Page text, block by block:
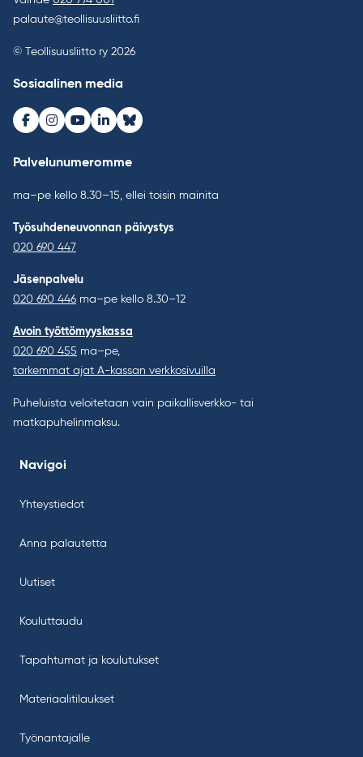
palaute@teollisuusliitto.fi
© Teollisuusliitto ry 2026
Sosiaalinen media
Facebook
Instagram
Youtube
LinkedInBluesky
Palvelunumeromme
ma–pe kello 8.30–15, ellei toisin mainita
Työsuhdeneuvonnan päivystys
020 690 447
Jäsenpalvelu
020 690 446 ma–pe kello 8.30–12
Avoin työttömyyskassa
020 690 455 ma–pe,
tarkemmat ajat A-kassan verkkosivuilla
Puheluista veloitetaan vain paikallisverkko- tai
matkapuhelinmaksu.
Navigoi
Yhteystiedot
Anna palautetta
Uutiset
Kouluttaudu
Tapahtumat ja koulutukset
Materiaalitilaukset
Työnantajalle